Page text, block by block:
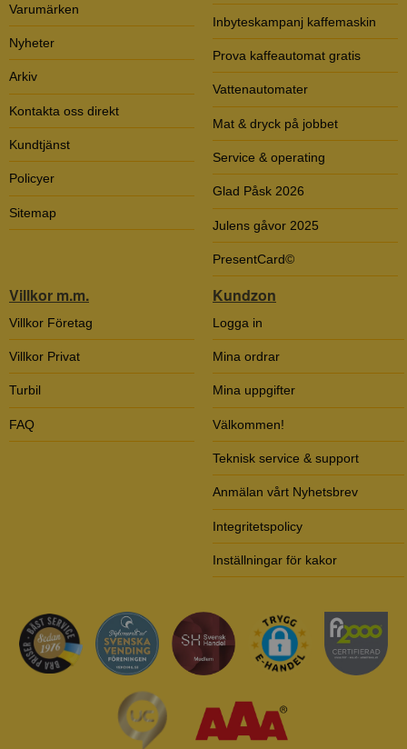
Varumärken
Nyheter
Arkiv
Kontakta oss direkt
Kundtjänst
Policyer
Sitemap
Inbyteskampanj kaffemaskin
Prova kaffeautomat gratis
Vattenautomater
Mat & dryck på jobbet
Service & operating
Glad Påsk 2026
Julens gåvor 2025
PresentCard©
Villkor m.m.
Villkor Företag
Villkor Privat
Turbil
FAQ
Kundzon
Logga in
Mina ordrar
Mina uppgifter
Välkommen!
Teknisk service & support
Anmälan vårt Nyhetsbrev
Integritetspolicy
Inställningar för kakor